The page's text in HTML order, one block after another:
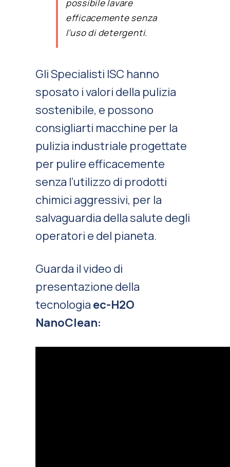
possibile lavare
efficacemente senza
l’uso di detergenti.
Gli Specialisti ISC hanno
sposato i valori della pulizia
sostenibile, e possono
consigliarti macchine per la
pulizia industriale progettate
per pulire efficacemente
senza l’utilizzo di prodotti
chimici aggressivi, per la
salvaguardia della salute degli
operatori e del pianeta.
Guarda il video di
presentazione della
tecnologia ec-H2O
NanoClean: